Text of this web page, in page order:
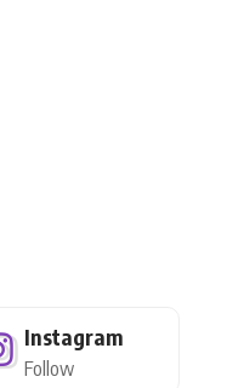
Instagram
Follow